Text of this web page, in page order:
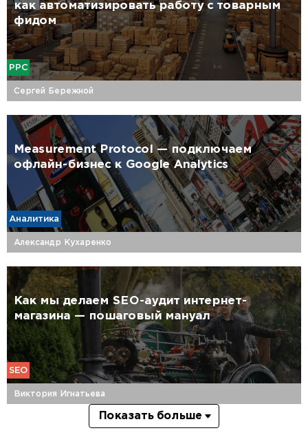
как автоматизировать работу с товарным
фидом
PPC
Сергей Бережной
Measurement Protocol — подключаем
офлайн-бизнес к Google Analytics
Аналитика
Александр Кухаренко
Как мы делаем SEO-аудит интернет-
магазина — пошаговый мануал
SEO
Виктория Игнатьева
Показать больше